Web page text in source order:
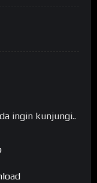
ingin kunjungi..